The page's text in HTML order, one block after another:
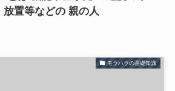
置等などの 親の人
モラハラの基礎知識